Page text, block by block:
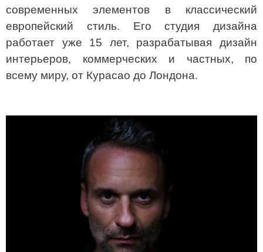
современных элементов в классический
европейский стиль. Его студия дизайна
работает уже 15 лет, разрабатывая дизайн
интерьеров, коммерческих и частных, по
всему миру, от Курасао до Лондона.